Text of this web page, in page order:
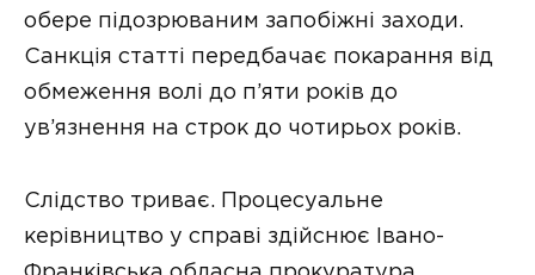
обере підозрюваним запобіжні заходи.
Санкція статті передбачає покарання від
обмеження волі до п’яти років до
ув’язнення на строк до чотирьох років.
Слідство триває. Процесуальне
керівництво у справі здійснює Івано-